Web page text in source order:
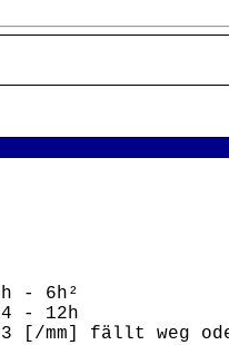
- 6h²
- 12h
mm] fällt weg